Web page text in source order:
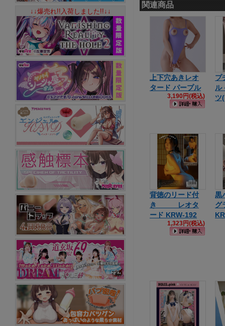
関連商品
上下穴あきレオ
タード パープル
3,190円(税込)
プ
ル
ツ
背徳のリード付
き レオタ
ード KRW-192
1,323円(税込)
グ
↓↓爆売れ!!入荷しました!!↓↓